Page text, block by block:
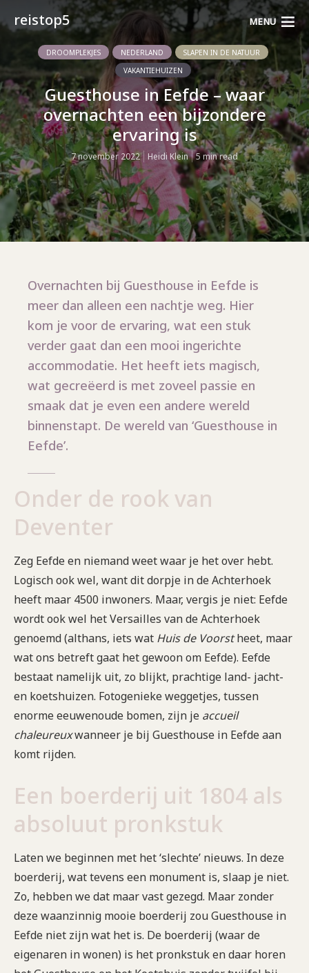
reistop5 MENU
DROOMPLEKJES NEDERLAND
SLAPEN IN DE NATUUR
VAKANTIEHUIZEN
Guesthouse in Eefde – waar
overnachten een bijzondere
ervaring is
7 november 2022 Heidi Klein 5 min read
Overnachten bij Guesthouse in Eefde is
meer dan alleen een nachtje weg. Hier
kom je voor de ervaring, wat een stuk
verder gaat dan een mooi ingerichte
accommodatie. Het heeft iets magisch,
wat gecreëerd is met zoveel passie en
smaak dat je even een andere wereld
binnenstapt. De wereld van ‘Guesthouse in
Eefde’.
Onder de rook van
Deventer
Zeg Eefde en niemand weet waar je het over hebt.
Logisch ook wel, want dit dorpje in de Achterhoek
heeft maar 4500 inwoners. Maar, vergis je niet: Eefde
wordt ook wel het Versailles van de Achterhoek
genoemd (althans, iets wat Huis de Voorstheet, maar
wat ons betreft gaat het gewoon om Eefde). Eefde
bestaat namelijk uit, zo blijkt, prachtige land- jacht-
en koetshuizen. Fotogenieke weggetjes, tussen
enorme eeuwenoude bomen, zijn je accueil
chaleureuxwanneer je bij Guesthouse in Eefde aan
komt rijden.
Een boerderij uit 1804 als
absoluut pronkstuk
Laten we beginnen met het ‘slechte’ nieuws. In deze
boerderij, wat tevens een monument is, slaap je niet.
Zo, hebben we dat maar vast gezegd. Maar zonder
deze waanzinnig mooie boerderij zou Guesthouse in
Eefde niet zijn wat het is. De boerderij (waar de
eigenaren in wonen) is het pronkstuk en daar horen